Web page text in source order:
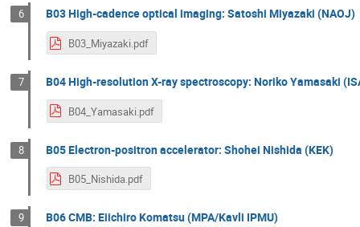
6 B03 High-cadence optical imaging: Satoshi Miyazaki (NAOJ)
B03_Miyazaki.pdf
7 B04 High-resolution X-ray spectroscopy: Noriko Yamasaki
B04_Yamasaki.pdf
8 B05 Electron-positron accelerator: Shohei Nishida (KEK)
B05_Nishida.pdf
9 B06 CMB: Eiichiro Komatsu (MPA/Kavli IPMU)